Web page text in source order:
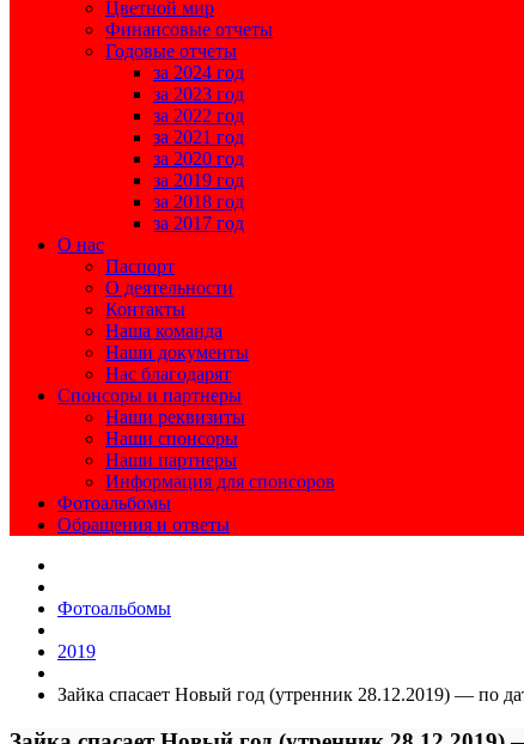
Цветной мир
Финансовые отчеты
Годовые отчеты
за 2024 год
за 2023 год
за 2022 год
за 2021 год
за 2020 год
за 2019 год
за 2018 год
за 2017 год
О нас
Паспорт
О деятельности
Контакты
Наша команда
Наши документы
Нас благодарят
Спонсоры и партнеры
Наши реквизиты
Наши спонсоры
Наши партнеры
Информация для спонсоров
Фотоальбомы
Обращения и ответы
Фотоальбомы
2019
Зайка спасает Новый год (утренник 28.12.2019) — по